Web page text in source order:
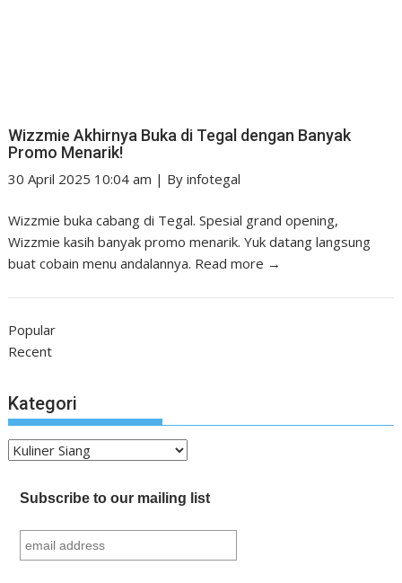
Wizzmie Akhirnya Buka di Tegal dengan Banyak
Promo Menarik!
30 April 2025 10:04 am | Byinfotegal
Wizzmie buka cabang di Tegal. Spesial grand opening,
Wizzmie kasih banyak promo menarik. Yuk datang langsung
buat cobain menu andalannya. Read more →
Popular
Recent
Kategori
Kategori
Subscribe to our mailing list